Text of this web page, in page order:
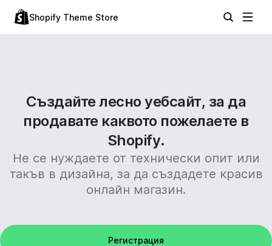
Shopify Theme Store
Създайте лесно уебсайт, за да
продавате каквото пожелаете в
Shopify.
Не се нуждаете от технически опит или
такъв в дизайна, за да създадете красив
онлайн магазин.
Регистрация